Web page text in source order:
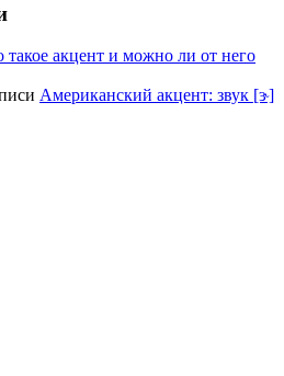
такое акцент и можно ли от него
Американский акцент: звук [ɝ]